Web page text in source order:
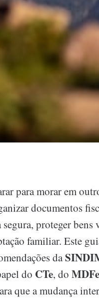
para morar em
documentos
proteger bens
familiar. Este
da
do CTe, do MDFe
que a mudança